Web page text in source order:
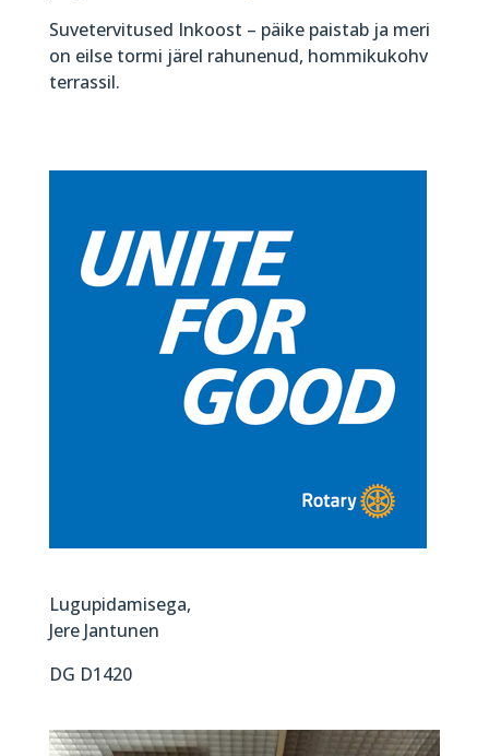
Suvetervitused Inkoost – päike paistab ja meri
on eilse tormi järel rahunenud, hommikukohv
terrassil.
Lugupidamisega,
Jere Jantunen
DG D1420